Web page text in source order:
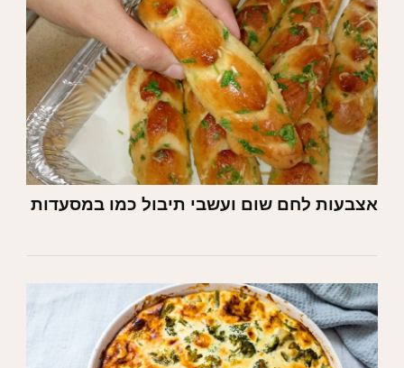
אצבעות לחם שום ועשבי תיבול כמו במסעדות